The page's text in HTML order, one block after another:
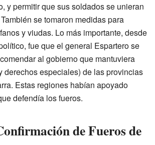
y permitir que sus soldados se unieran
se tomaron medidas para
y viudas. Lo más importante, desde
fue que el general Espartero se
al gobierno que mantuviera
derechos especiales) de las provincias
Estas regiones habían apoyado
defendía los fueros.
de Fueros de